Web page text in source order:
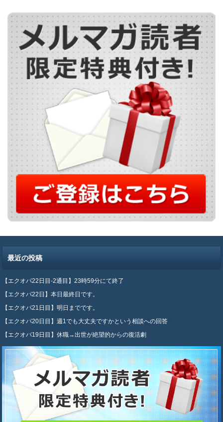
最近の投稿
【エクオパ22日目-2通目】23時59分にて終了
【エクオパ22日】本日最終日です。
【エクオパ21日目】明日までです。
【エクオパ20日目】週1でも大丈夫ですかという相談への回答
【エクオパ19日目】休職→出世が絶望的からの復活劇